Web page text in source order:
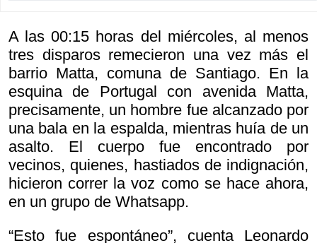
A las 00:15 horas del miércoles, al menos
tres disparos remecieron una vez más el
barrio Matta, comuna de Santiago. En la
esquina de Portugal con avenida Matta,
precisamente, un hombre fue alcanzado por
una bala en la espalda, mientras huía de un
asalto. El cuerpo fue encontrado por
vecinos, quienes, hastiados de indignación,
hicieron correr la voz como se hace ahora,
en un grupo de Whatsapp.
“Esto fue espontáneo”, cuenta Leonardo